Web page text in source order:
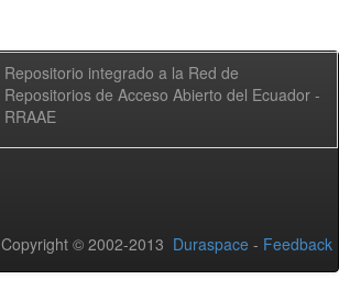
Repositorio integrado a la Red de
Repositorios de Acceso Abierto del Ecuador -
RRAAE
Copyright © 2002-2013 Duraspace - Feedback